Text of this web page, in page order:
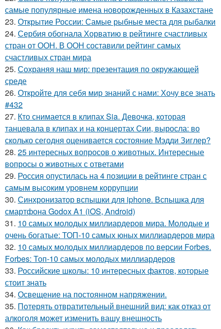
самые популярные имена новорожденных в Казахстане
23. Открытие России: Самые рыбные места для рыбалки
24. Сербия обогнала Хорватию в рейтинге счастливых
стран от ООН. В ООН составили рейтинг самых
счастливых стран мира
25. Сохраняя наш мир: презентация по окружающей
среде
26. Откройте для себя мир знаний с нами: Хочу все знать
#432
27. Кто снимается в клипах Sia. Девочка, которая
танцевала в клипах и на концертах Сии, выросла: во
сколько сегодня оценивается состояние Мэдди Зиглер?
28. 25 интересных вопросов о животных. Интересные
вопросы о животных с ответами
29. Россия опустилась на 4 позиции в рейтинге стран с
самым высоким уровнем коррупции
30. Синхронизатор вспышки для iphone. Вспышка для
смартфона Godox A1 (iOS, Android)
31. 10 самых молодых миллиардеров мира. Молодые и
очень богатые: ТОП-10 самых юных миллиардеров мира
32. 10 самых молодых миллиардеров по версии Forbes.
Forbes: Топ-10 самых молодых миллиардеров
33. Российские школы: 10 интересных фактов, которые
стоит знать
34. Освещение на постоянном напряжении.
35. Потерять отвратительный внешний вид: как отказ от
алкоголя может изменить вашу внешность